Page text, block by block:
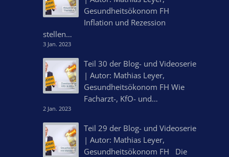
Gesundheitsökonom FH
Inflation und Rezession
stellen…
3 Jan. 2023
Teil 30 der Blog- und Videoserie
| Autor: Mathias Leyer,
Gesundheitsökonom FH Wie
Facharzt-, KfO- und…
2 Jan. 2023
Teil 29 der Blog- und Videoserie
| Autor: Mathias Leyer,
Gesundheitsökonom FH Die